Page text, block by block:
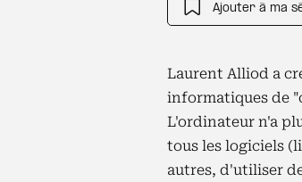
Ajouter à ma
Laurent Alliod a
informatiques de
L'ordinateur n'a
tous les logiciels
autres, d'utiliser